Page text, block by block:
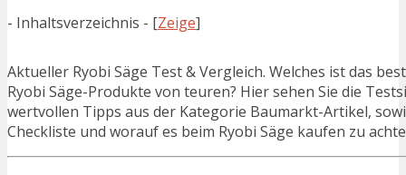
- Inhaltsverzeichnis - [Zeige]
Aktueller Ryobi Säge Test & Vergleich. Welches ist das
Ryobi Säge-Produkte von teuren? Hier sehen Sie die
wertvollen Tipps aus der Kategorie Baumarkt-Artikel,
Checkliste und worauf es beim Ryobi Säge kaufen zu